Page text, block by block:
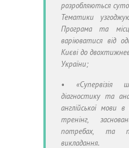
розробляються
Тематики
Програма та
варіюватися від
Києві до
України;
• «Cупервізія
діагностику та
англійської мови в
тренінг,
потребах, та
викладання.